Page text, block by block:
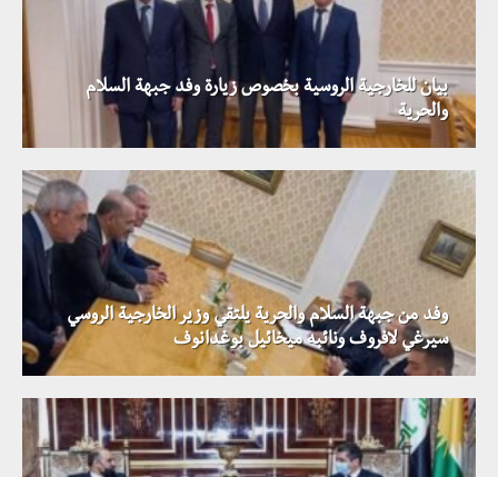
بيان للخارجية الروسية بخصوص زيارة وفد جبهة السلام
والحرية
وفد من جبهة السلام والحرية يلتقي وزير الخارجية الروسي
سيرغي لافروف ونائبه ميخائيل بوغدانوف